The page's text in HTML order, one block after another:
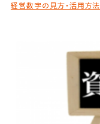
経営数字の見方・活用方法